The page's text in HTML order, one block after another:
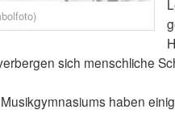
sich menschliche
haben